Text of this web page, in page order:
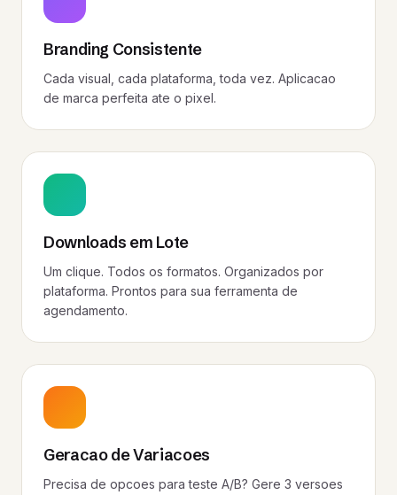
Branding Consistente
Cada visual, cada plataforma, toda vez. Aplicacao
de marca perfeita ate o pixel.
Downloads em Lote
Um clique. Todos os formatos. Organizados por
plataforma. Prontos para sua ferramenta de
agendamento.
Geracao de Variacoes
Precisa de opcoes para teste A/B? Gere 3 versoes